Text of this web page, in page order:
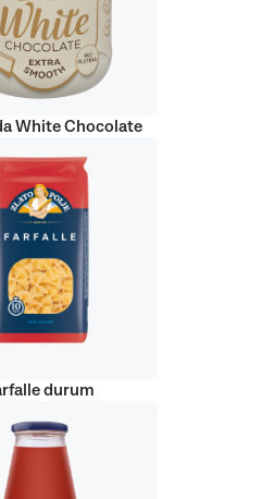
White Chocolate
durum